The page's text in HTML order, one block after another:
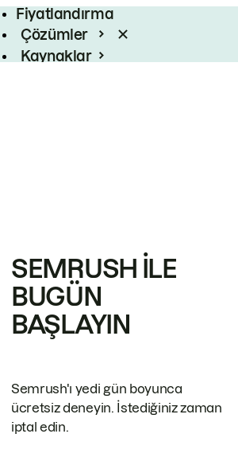
Fiyatlandırma
Çözümler
Kaynaklar
SEMRUSH ILE
BUGÜN
BAŞLAYIN
Semrush'ı yedi gün boyunca
ücretsiz deneyin. İstediğiniz zaman
iptal edin.